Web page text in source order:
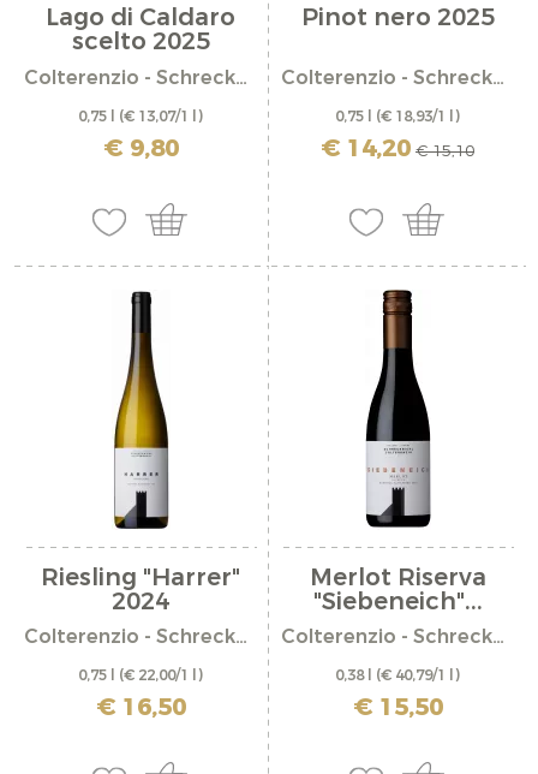
Lago di Caldaro
scelto 2025
Colterenzio - Schreckbichl
0,75 l (€ 13,07/1 l)
incl. IVA più costi di spedizione
€ 9,80
Pinot nero 2025
Colterenzio - Schreckbichl
0,75 l (€ 18,93/1 l)
incl. IVA più costi di spedizione
€ 14,20 € 15,10
Riesling "Harrer"
2024
Colterenzio - Schreckbichl
0,75 l (€ 22,00/1 l)
incl. IVA più costi di spedizione
€ 16,50
Merlot Riserva
"Siebeneich"...
Colterenzio - Schreckbichl
0,38 l (€ 40,79/1 l)
incl. IVA più costi di spedizione
€ 15,50